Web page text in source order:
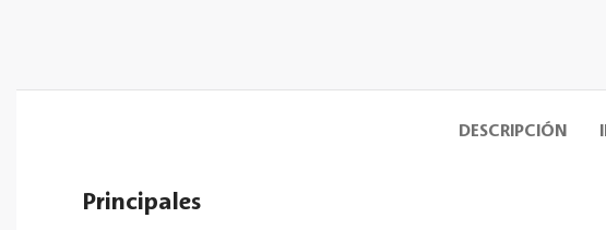
DESCRIPCIÓN
Principales